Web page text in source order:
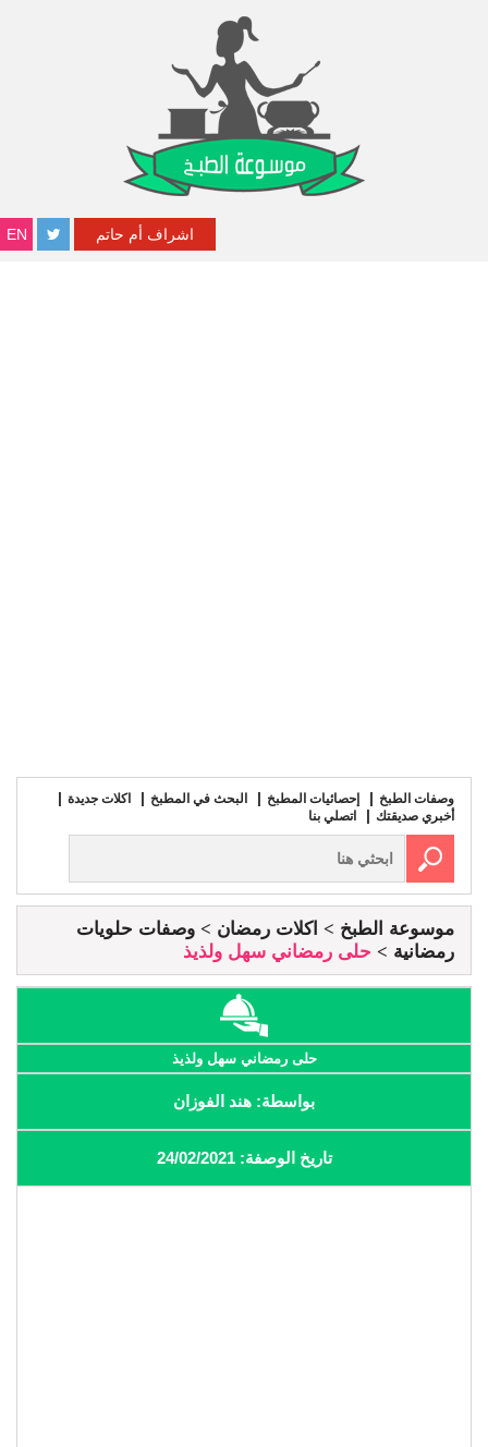
EN اشراف أم حاتم
وصفات الطبخ إحصائيات المطبخ البحث في المطبخ
اكلات جديدة
أخبري صديقتك
اتصلي بنا
موسوعة الطبخ اكلات رمضان
وصفات حلويات
رمضانية
حلى رمضاني سهل ولذيذ
حلى رمضاني سهل ولذيذ
بواسطة: هند الفوزان
تاريخ الوصفة: 24/02/2021